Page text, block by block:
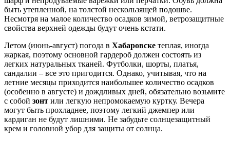
быть утепленной, на толстой нескользящей подошве.
Несмотря на малое количество осадков зимой, ветрозащитные
свойства верхней одежды будут очень кстати.
Летом (июнь-август) погода в Хабаровске теплая, иногда
жаркая, поэтому основной гардероб должен состоять из
легких натуральных тканей. Футболки, шорты, платья,
сандалии – все это пригодится. Однако, учитывая, что на
летние месяцы приходится наибольшее количество осадков
(особенно в августе) и дождливых дней, обязательно возьмите
с собой зонт или легкую непромокаемую куртку. Вечера
могут быть прохладнее, поэтому легкий джемпер или
кардиган не будут лишними. Не забудьте солнцезащитный
крем и головной убор для защиты от солнца.